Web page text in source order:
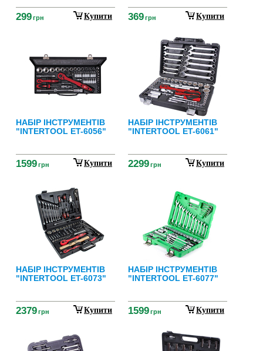
299грн Купити 369грн Купити
НАБІР ІНСТРУМЕНТІВ
"INTERTOOL ET-6056"
1599грн Купити
НАБІР ІНСТРУМЕНТІВ
"INTERTOOL ET-6061"
2299грн Купити
НАБІР ІНСТРУМЕНТІВ
"INTERTOOL ET-6073"
2379грн Купити
НАБІР ІНСТРУМЕНТІВ
"INTERTOOL ET-6077"
1599грн Купити